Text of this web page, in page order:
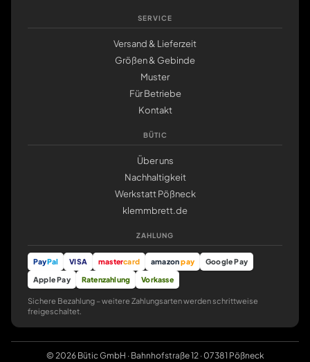
SERVICE
Versand & Lieferzeit
Größen & Gebinde
Muster
Für Betriebe
Kontakt
BÜTIC
Über uns
Nachhaltigkeit
Werkstatt Pößneck
klemmbrett.de
ZAHLUNG
PayPal VISA mastercard amazonpay
Google Pay
Apple Pay
Ratenzahlung Vorkasse
Sichere Bezahlung – weitere Zahlungsarten werden schrittweise
freigeschaltet.
© 2026 Bütic GmbH · Bahnhofstraße 12 · 07381 Pößneck